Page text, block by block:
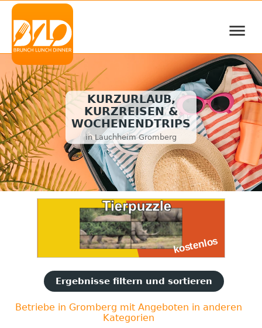
≡
KURZURLAUB,
KURZREISEN &
WOCHENENDTRIPS
in Lauchheim Gromberg
Ergebnisse filtern und sortieren
Betriebe in Gromberg mit Angeboten in anderen
Kategorien